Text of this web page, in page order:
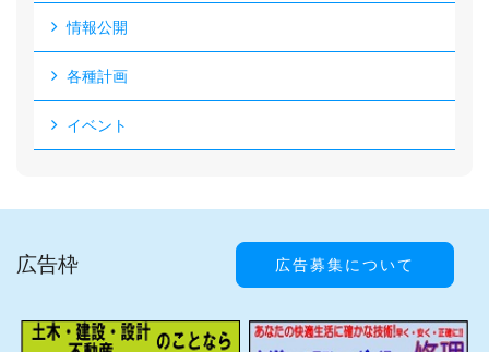
情報公開
各種計画
イベント
広告枠 広告募集について